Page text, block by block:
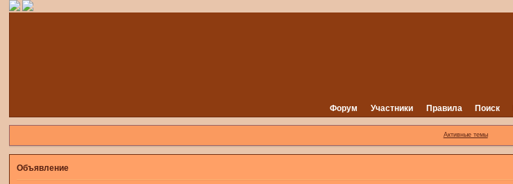
Форум Участники Правила Поиск
Активные темы
Объявление